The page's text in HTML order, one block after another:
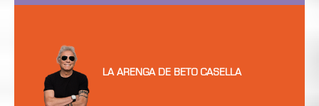
LA ARENGA DE BETO CASELLA